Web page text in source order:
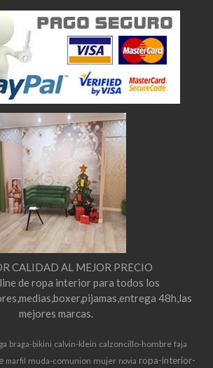
CALIDAD AL MEJOR PRECIO
de ropa interior para todos los
48h,las
mejores marcas.
braga-bikini calvin-klein calzoncillo-hombre faja
marfil muda-comunion mujer novia ropa-interior-